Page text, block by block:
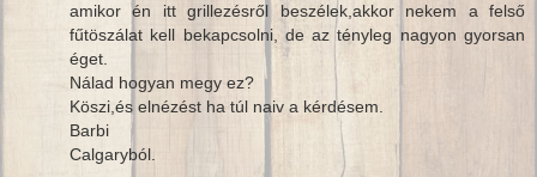
amikor én itt grillezésről beszélek,akkor nekem a felső
fűtöszálat kell bekapcsolni, de az tényleg nagyon gyorsan
éget.
Nálad hogyan megy ez?
Köszi,és elnézést ha túl naiv a kérdésem.
Barbi
Calgaryból.